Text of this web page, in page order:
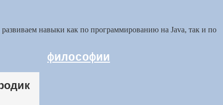
навыки как по программированию на Java, так и по
философии